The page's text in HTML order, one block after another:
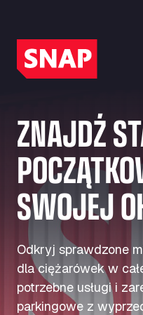
ZNAJDŹ
SWOJEJ
Odkryj sprawdzone
dla ciężarówek w
potrzebne usługi i
parkingowe z